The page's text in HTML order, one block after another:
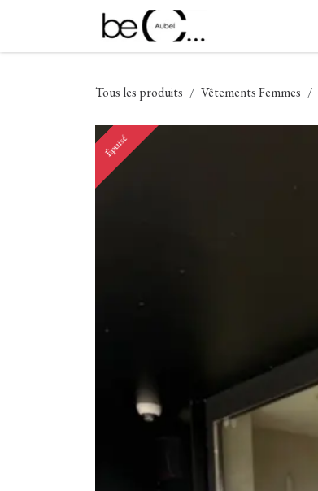
Se rendre au contenu
Tous les produits Vêtements Femmes
Épuisé
Épuisé